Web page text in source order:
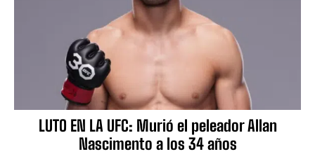
LUTO EN LA UFC: Murió el peleador Allan
Nascimento a los 34 años